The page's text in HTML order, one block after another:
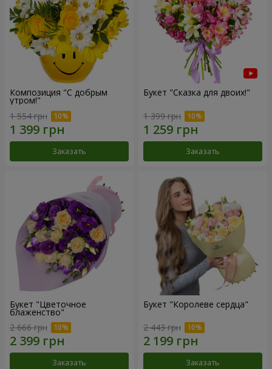
Композиция "С добрым
утром!"
1 554 грн
Заказать
Букет "Сказка для двоих!"
1 399 грн
Заказать
Букет "Цветочное
блаженство"
2 666 грн
Заказать
Букет "Королеве сердца"
2 443 грн
Заказать